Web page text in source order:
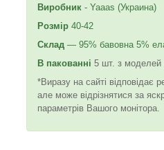
Виробник - Yaaas (Украина)
Розмір 40-42
Склад — 95% бавовна 5%
В пакованні 5 шт. з моделей
*Виразу на сайті відповідає
але може відрізнятися за
параметрів Вашого монітора.